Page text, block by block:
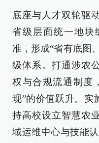
底座与人才双轮驱
省级层面统一地块
准，形成“省有底图
级体系。打通涉农
权与合规流通制度
现”的价值跃升。实
持高校设立智慧农
域运维中心与技能